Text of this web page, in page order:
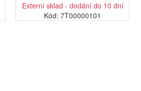
Externí sklad - dodání do 10 dní
Kód: 7T00000101